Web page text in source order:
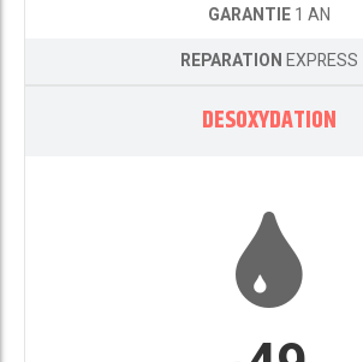
GARANTIE1 AN
REPARATIONEXPRESS
DESOXYDATION